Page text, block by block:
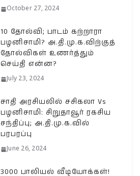
October 27, 2024
10 தோல்வி; பாடம் கற்றாரா
பழனிசாமி? அ.தி.மு.க.விற்குத்
தோல்விகள் உணர்த்தும்
செய்தி என்ன?
July 23, 2024
சாதி அரசியலில் சசிகலா Vs
பழனிசாமி: சிறுதாவூர் ரகசிய
சந்திப்பு; அ.தி.மு.க.வில்
பரபரப்பு
June 26, 2024
3000 பாலியல் வீடியோக்கள்!